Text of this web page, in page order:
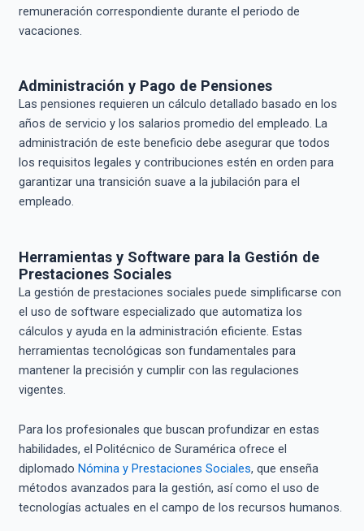
remuneración correspondiente durante el periodo de
vacaciones.
Administración y Pago de Pensiones
Las pensiones requieren un cálculo detallado basado en los
años de servicio y los salarios promedio del empleado. La
administración de este beneficio debe asegurar que todos
los requisitos legales y contribuciones estén en orden para
garantizar una transición suave a la jubilación para el
empleado.
Herramientas y Software para la Gestión de
Prestaciones Sociales
La gestión de prestaciones sociales puede simplificarse con
el uso de software especializado que automatiza los
cálculos y ayuda en la administración eficiente. Estas
herramientas tecnológicas son fundamentales para
mantener la precisión y cumplir con las regulaciones
vigentes.
Para los profesionales que buscan profundizar en estas
habilidades, el Politécnico de Suramérica ofrece el
diplomado Nómina y Prestaciones Sociales, que enseña
métodos avanzados para la gestión, así como el uso de
tecnologías actuales en el campo de los recursos humanos.